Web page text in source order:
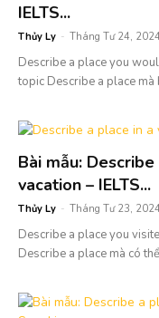
IELTS...
Thủy Ly - Tháng Tư 24, 2024
Describe a place you
topic Describe a place mà
Bài mẫu:
vacation – IELTS...
Thủy Ly - Tháng Tư 23, 2024
Describe a place you
Describe a place mà có